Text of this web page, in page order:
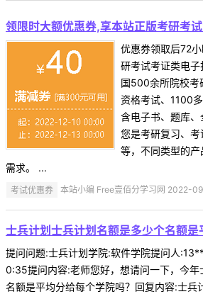
领限时大额优惠券,享本站正版考研考
优惠券领取后72
研考试考证类电
国500余所院校考
资格考试、1100
含电子书、题库
您是考研复习、
等，不同类型的
需求。 ...
考试优惠券 本站小编 Free壹佰分学习网 2022-
士兵计划士兵计划名额是多少个名额是
提问问题:士兵计划学院:软件学院提问人
0:35提问内容:老师您好，想请问一下，今年
名额是平均分给每个学院吗？回复内容:士兵